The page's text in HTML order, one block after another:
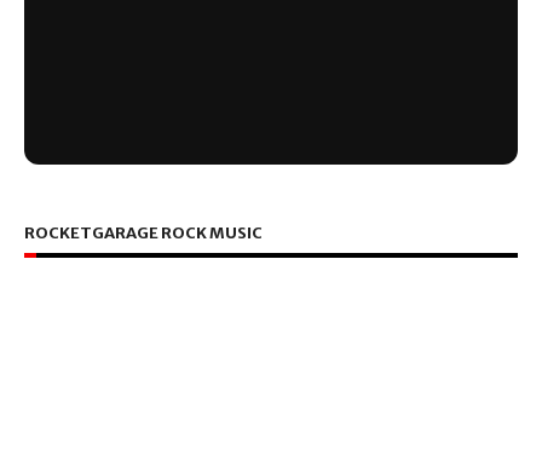
ROCKETGARAGE ROCK MUSIC